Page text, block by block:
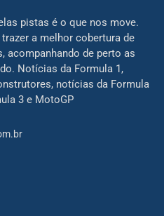
pistas é o que nos move.
a melhor cobertura de
acompanhando de perto as
Notícias da Formula 1,
notícias da Formula
3 e MotoGP